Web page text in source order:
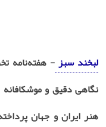
لبخند سبز
نگاهی دقیق و
هنر ایران و جهان